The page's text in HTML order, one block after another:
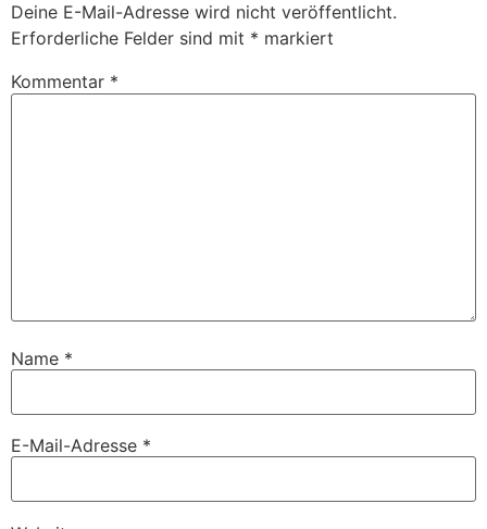
Deine E-Mail-Adresse wird nicht veröffentlicht.
Erforderliche Felder sind mit * markiert
Kommentar *
Name *
E-Mail-Adresse *